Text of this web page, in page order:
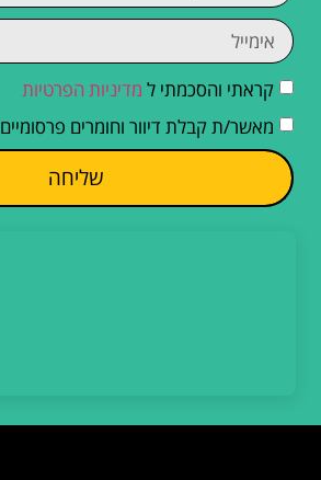
קראתי והסכמתי ל מדיניות הפרטיות
מאשר/ת קבלת דיוור וחומרים פרסומיים
שליחה